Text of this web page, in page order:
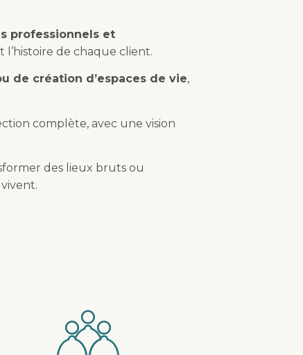
professionnels et
l’histoire de chaque client.
de création d’espaces de vie,
complète, avec une vision
des lieux bruts ou